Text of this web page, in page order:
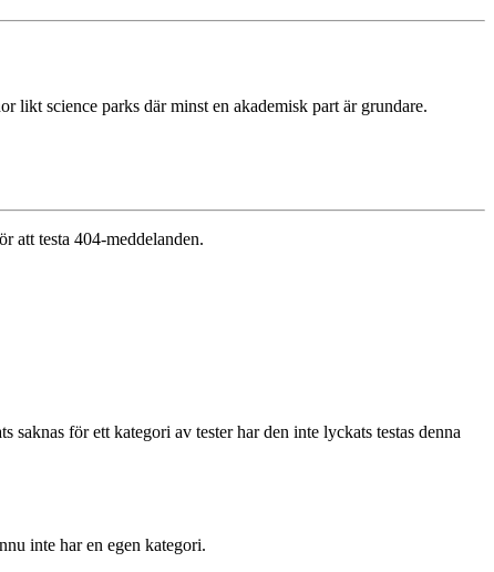
likt science parks där minst en akademisk part är grundare.
att testa 404-meddelanden.
för ett kategori av tester har den inte lyckats testas denna
inte har en egen kategori.